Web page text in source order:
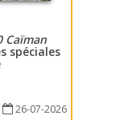
Caïman
spéciales
26-07-2026